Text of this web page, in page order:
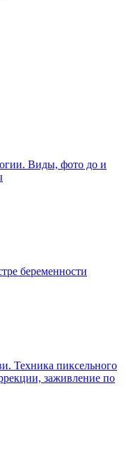
Виды, фото до и
беременности
Техника пиксельного
заживление по